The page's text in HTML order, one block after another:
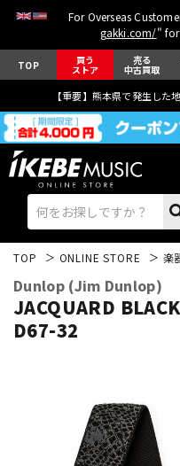
For Overseas
gakki.com/"
TOP 買う
ストア
売る
中古買取
【重要】熊本県で発生した
ベース
TOP ONLINE STORE 楽
Dunlop (Jim Dunlop)
JACQUARD
D67-32